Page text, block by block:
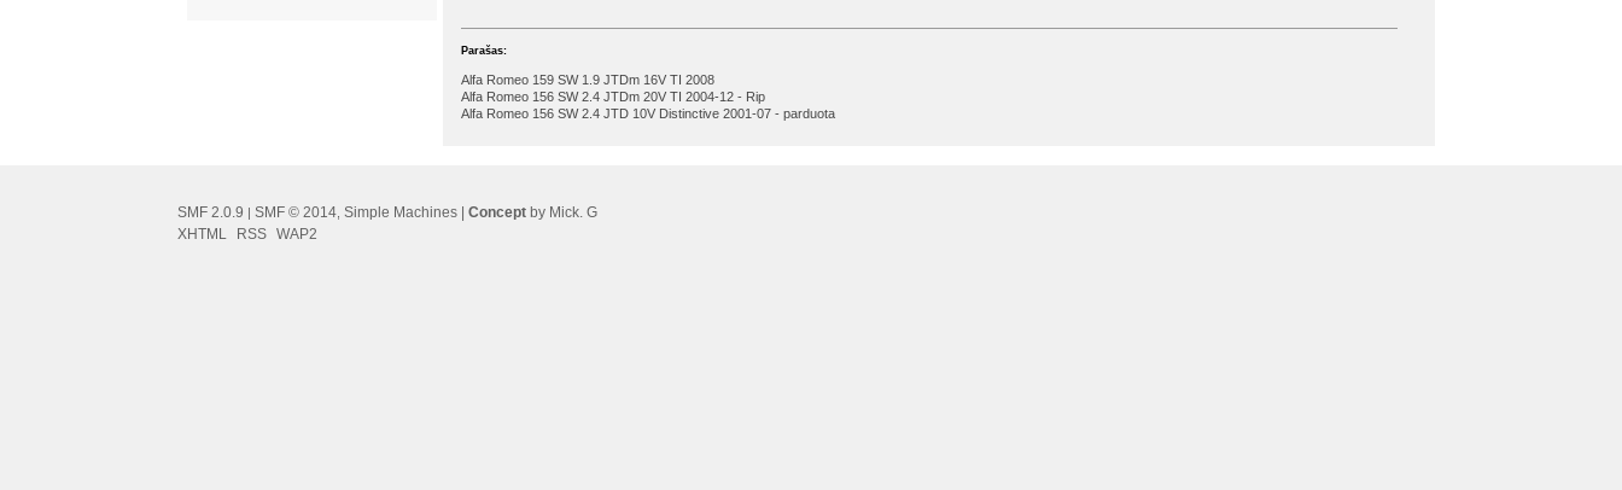
Parašas:
Alfa Romeo 159 SW 1.9 JTDm 16V TI 2008
Alfa Romeo 156 SW 2.4 JTDm 20V TI 2004-12 - Rip
Alfa Romeo 156 SW 2.4 JTD 10V Distinctive 2001-07 - parduota
SMF 2.0.9 | SMF © 2014 Simple Machines Concept by Mick. G
XHTML
RSS WAP2